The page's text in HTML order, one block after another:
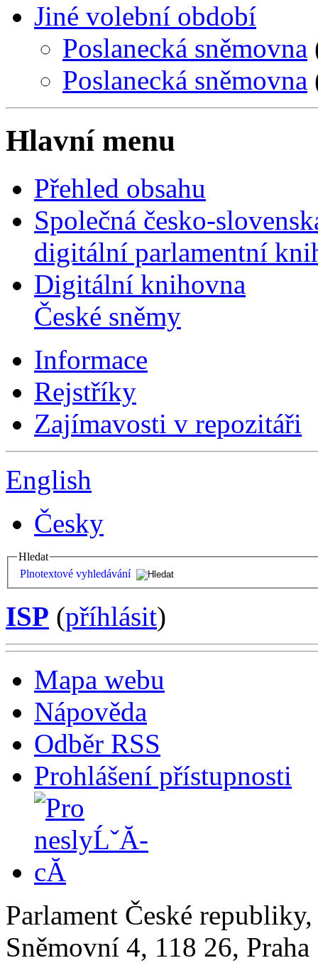
Jiné volební období
Poslanecká sněmovna
Poslanecká sněmovna
Hlavní menu
Přehled obsahu
Společná česko-
digitální parlamentní
Digitální knihovna
České sněmy
Informace
Rejstříky
Zajímavosti v repozitáři
English
Česky
Hledat
Plnotextové vyhledávání
ISP (příhlásit)
Mapa webu
Nápověda
Odběr RSS
Prohlášení přístupnosti
Parlament České
Sněmovní 4, 118 26,